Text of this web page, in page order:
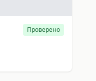
Проверено